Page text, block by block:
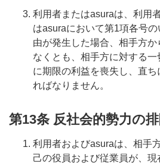
利用者またはasuraは、利用
はasuraにおいて第1項各号
由が発生した場合、相手方
なくとも、相手方に対する
に期限の利益を喪失し、直
ればなりません。
第13条 反社会的勢力の
利用者およびasuraは、相手
己の役員および従業員が、現